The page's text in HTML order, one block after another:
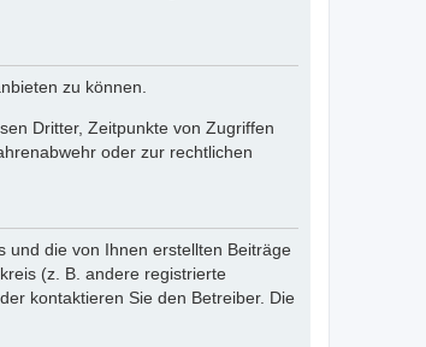
zu können.
Dritter, Zeitpunkte von Zugriffen
oder zur rechtlichen
und die von Ihnen erstellten Beiträge
(z. B. andere registrierte
kontaktieren Sie den Betreiber. Die